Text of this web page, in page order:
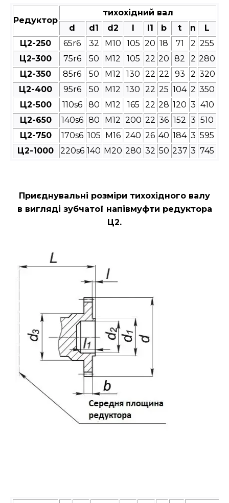
Редуктор
тихохідний вал
d
d1 d2 l1 b t n
L
Ц2-250
65r6 32 М10 105 20 18 71 2 255
Ц2-300
75r6 50 М12 105 22 20 82 2 280
Ц2-350
85r6 50 М12 130 22 22 93 2 320
Ц2-400
95r6 50 М12 130 22 25 104 2 350
Ц2-500
110s6 80 М12 165 22 28 120 3 410
Ц2-650
140s6 80 М12 200 22 36 152 3 510
Ц2-750
170s6 105 М16 240 26 40 184 3 595
Ц2-1000
220s6 140 М20 280 32 50 237 3 745
Приєднувальні розміри тихохідного валу
в вигляді зубчатої напівмуфти редуктора
Ц2.